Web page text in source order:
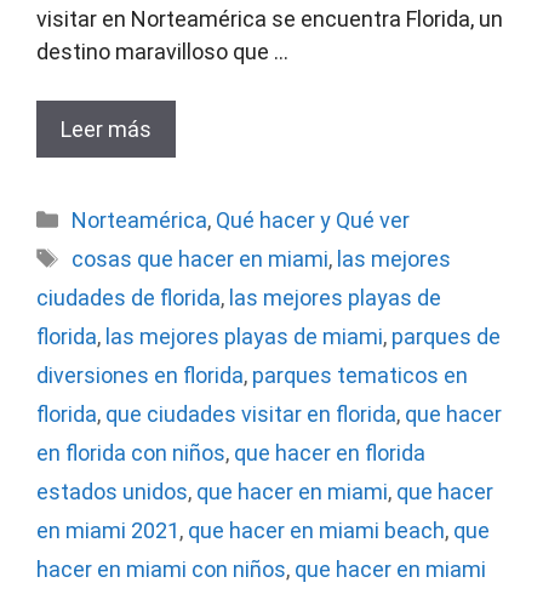
visitar en Norteamérica se encuentra Florida, un
destino maravilloso que …
Leer más
Categorías
Norteamérica, Qué hacer y Qué ver
Etiquetas
cosas que hacer en miami, las mejores
ciudades de florida, las mejores playas de
florida, las mejores playas de miami, parques de
diversiones en florida, parques tematicos en
florida, que ciudades visitar en florida, que hacer
en florida con niños, que hacer en florida
estados unidos, que hacer en miami, que hacer
en miami 2021, que hacer en miami beach, que
hacer en miami con niños, que hacer en miami